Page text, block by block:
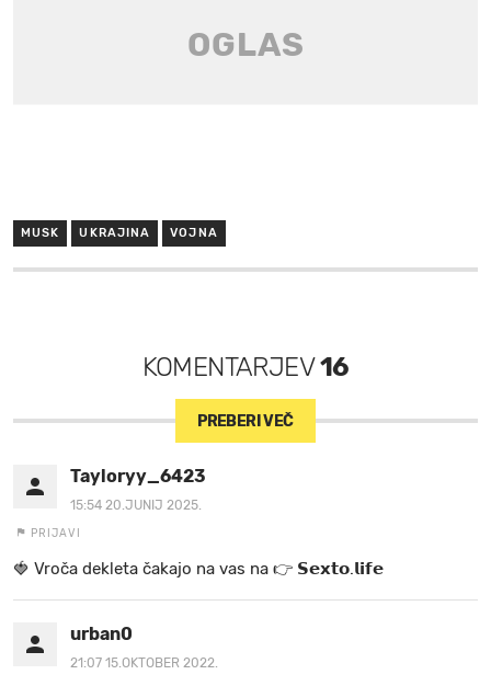
MUSK UKRAJINA VOJNA
KOMENTARJEV16
PREBERI VEČ
Tayloryy_6423
15:54 20.JUNIJ 2025.
PRIJAVI
🍓 V r o č a d e k l e t a ča k a jo na va s n a 👉 𝗦𝗲𝘅𝘁𝗼.𝗹𝗶𝗳𝗲
urban0
21:07 15.OKTOBER 2022.